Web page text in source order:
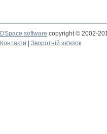
DSpace software copyright © 2002-
Контакти
Зворотній зв'язок